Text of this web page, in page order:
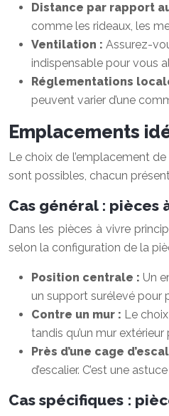
Distance par rapport
comme les rideaux, les
Ventilation : Assurez-
indispensable pour vous
Réglementations
peuvent varier d’une
Emplacements
Le choix de l’emplacement
sont possibles, chacun
Cas général : pièces
Dans les pièces à vivre
selon la configuration de la
Position centrale : Un
un support surélevé pour
Contre un mur : Le
tandis qu’un mur
Près d’une cage
d’escalier. C’est une
Cas spécifiques :